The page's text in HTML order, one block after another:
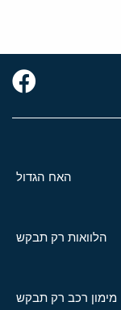
האח הגדול
הלוואות רק תבקש
מימון רכב רק תבקש